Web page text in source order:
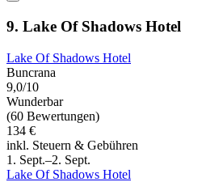
9. Lake Of Shadows Hotel
Lake Of Shadows Hotel
Buncrana
9,0/10
Wunderbar
(60 Bewertungen)
134 €
inkl. Steuern & Gebühren
1. Sept.–2. Sept.
Lake Of Shadows Hotel